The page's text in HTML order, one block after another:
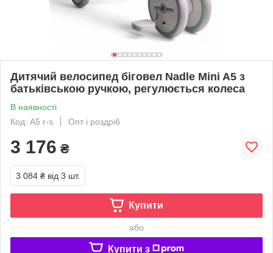
Дитячий велосипед біговел Nadle Mini A5 з
батьківською ручкою, регулюється колеса
В наявності
Код: A5 r-s
Опт і роздріб
3 176 ₴
3 084 ₴ від 3 шт.
Купити
або
Купити з